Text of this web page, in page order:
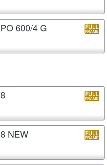
600/4 G
NEW